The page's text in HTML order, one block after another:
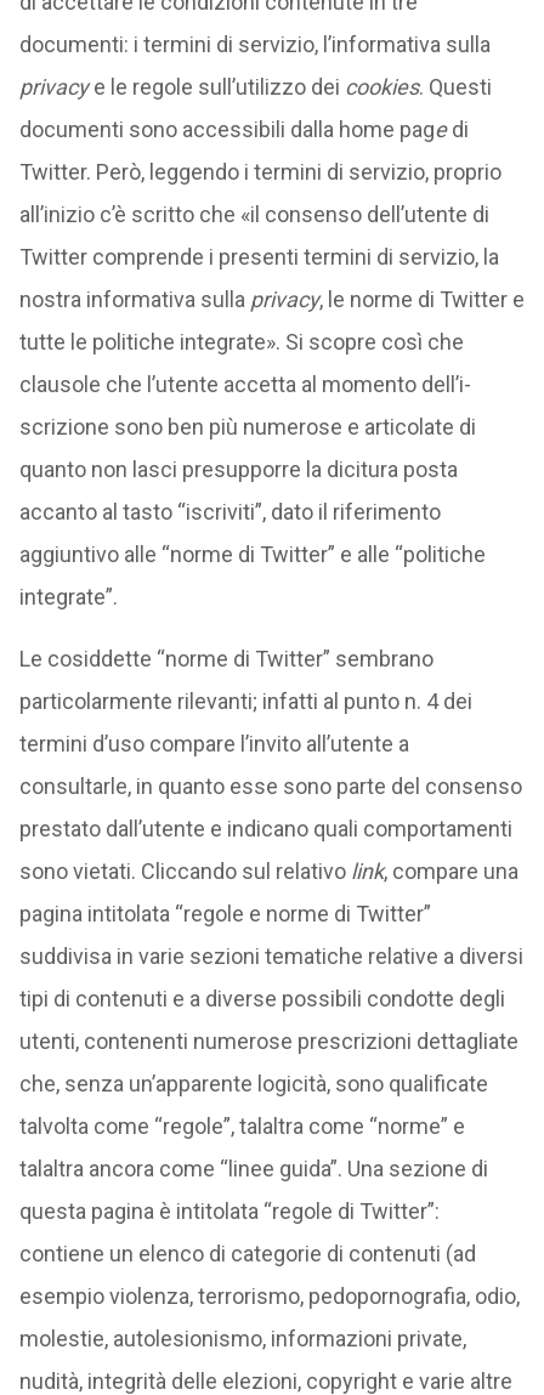
documenti: i termini di servizio, l’informativa sulla
privacye le regole sull’utilizzo dei cookies. Questi
documenti sono accessibili dalla home pagedi
Twitter. Però, leggendo i termini di servizio, proprio
all’inizio c’è scritto che «il consenso dell’utente di
Twitter comprende i presenti termini di servizio, la
nostra informativa sulla privacy, le norme di Twitter e
tutte le politiche integrate». Si scopre così che
clausole che l’utente accetta al momento dell’i-
scrizione sono ben più numerose e articolate di
quanto non lasci presupporre la dicitura posta
accanto al tasto “iscriviti”, dato il riferimento
aggiuntivo alle “norme di Twitter” e alle “politiche
integrate”.
Le cosiddette “norme di Twitter” sembrano
particolarmente rilevanti; infatti al punto n. 4 dei
termini d’uso compare l’invito all’utente a
consultarle, in quanto esse sono parte del consenso
prestato dall’utente e indicano quali comportamenti
sono vietati. Cliccando sul relativo link, compare una
pagina intitolata “regole e norme di Twitter”
suddivisa in varie sezioni tematiche relative a diversi
tipi di contenuti e a diverse possibili condotte degli
utenti, contenenti numerose prescrizioni dettagliate
che, senza un’apparente logicità, sono qualificate
talvolta come “regole”, talaltra come “norme” e
talaltra ancora come “linee guida”. Una sezione di
questa pagina è intitolata “regole di Twitter”:
contiene un elenco di categorie di contenuti (ad
esempio violenza, terrorismo, pedopornografia, odio,
molestie, autolesionismo, informazioni private,
nudità, integrità delle elezioni, copyright e varie altre